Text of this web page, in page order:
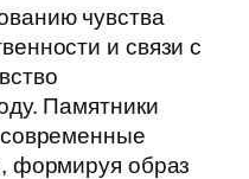
чувства
и связи с
Памятники
формируя образ